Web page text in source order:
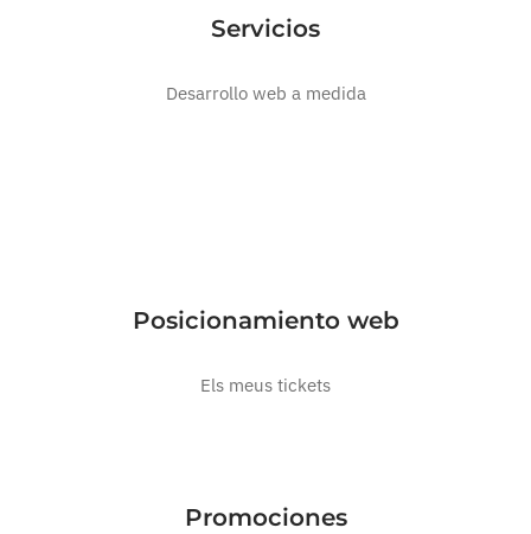
Servicios
Desarrollo web a medida
Posicionamiento web
Els meus tickets
Promociones